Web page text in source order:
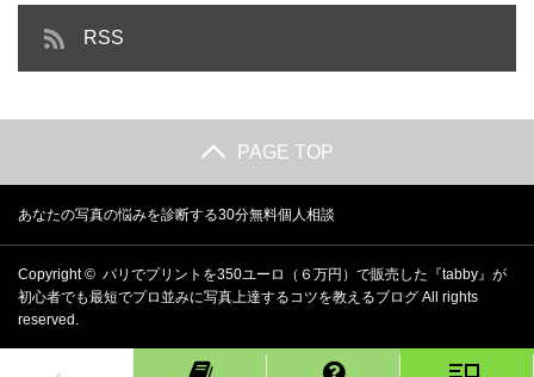
RSS
PAGE TOP
あなたの写真の悩みを診断する30分無料個人相談
Copyright © パリでプリントを350ユーロ（６万円）で販売した『tabby』が
初心者でも最短でプロ並みに写真上達するコツを教えるブログ All rights
reserved.